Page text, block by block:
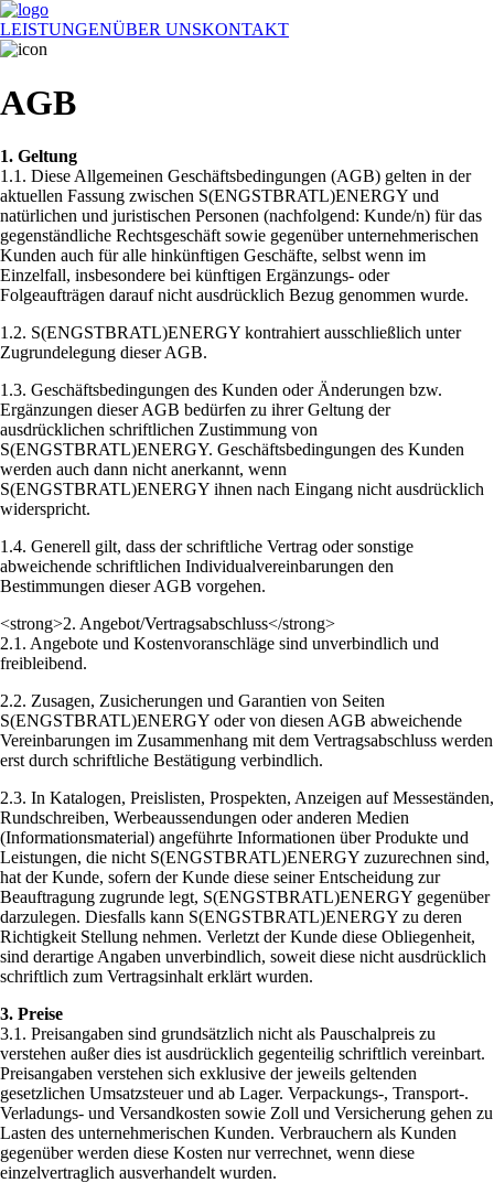
LEISTUNGENÜBER UNSKONTAKT
AGB
1. Geltung
1.1. Diese Allgemeinen Geschäftsbedingungen (AGB) gelten in der
aktuellen Fassung zwischen S(ENGSTBRATL)ENERGY und
natürlichen und juristischen Personen (nachfolgend: Kunde/n) für das
gegenständliche Rechtsgeschäft sowie gegenüber unternehmerischen
Kunden auch für alle hinkünftigen Geschäfte, selbst wenn im
Einzelfall, insbesondere bei künftigen Ergänzungs- oder
Folgeaufträgen darauf nicht ausdrücklich Bezug genommen wurde.
1.2. S(ENGSTBRATL)ENERGY kontrahiert ausschließlich unter
Zugrundelegung dieser AGB.
1.3. Geschäftsbedingungen des Kunden oder Änderungen bzw.
Ergänzungen dieser AGB bedürfen zu ihrer Geltung der
ausdrücklichen schriftlichen Zustimmung von
S(ENGSTBRATL)ENERGY. Geschäftsbedingungen des Kunden
werden auch dann nicht anerkannt, wenn
S(ENGSTBRATL)ENERGY ihnen nach Eingang nicht ausdrücklich
widerspricht.
1.4. Generell gilt, dass der schriftliche Vertrag oder sonstige
abweichende schriftlichen Individualvereinbarungen den
Bestimmungen dieser AGB vorgehen.
<strong>2. Angebot/Vertragsabschluss</strong>
2.1. Angebote und Kostenvoranschläge sind unverbindlich und
freibleibend.
2.2. Zusagen, Zusicherungen und Garantien von Seiten
S(ENGSTBRATL)ENERGY oder von diesen AGB abweichende
Vereinbarungen im Zusammenhang mit dem Vertragsabschluss werden
erst durch schriftliche Bestätigung verbindlich.
2.3. In Katalogen, Preislisten, Prospekten, Anzeigen auf Messeständen,
Rundschreiben, Werbeaussendungen oder anderen Medien
(Informationsmaterial) angeführte Informationen über Produkte und
Leistungen, die nicht S(ENGSTBRATL)ENERGY zuzurechnen sind,
hat der Kunde, sofern der Kunde diese seiner Entscheidung zur
Beauftragung zugrunde legt, S(ENGSTBRATL)ENERGY gegenüber
darzulegen. Diesfalls kann S(ENGSTBRATL)ENERGY zu deren
Richtigkeit Stellung nehmen. Verletzt der Kunde diese Obliegenheit,
sind derartige Angaben unverbindlich, soweit diese nicht ausdrücklich
schriftlich zum Vertragsinhalt erklärt wurden.
3. Preise
3.1. Preisangaben sind grundsätzlich nicht als Pauschalpreis zu
verstehen außer dies ist ausdrücklich gegenteilig schriftlich vereinbart.
Preisangaben verstehen sich exklusive der jeweils geltenden
gesetzlichen Umsatzsteuer und ab Lager. Verpackungs-, Transport-.
Verladungs- und Versandkosten sowie Zoll und Versicherung gehen zu
Lasten des unternehmerischen Kunden. Verbrauchern als Kunden
gegenüber werden diese Kosten nur verrechnet, wenn diese
einzelvertraglich ausverhandelt wurden.